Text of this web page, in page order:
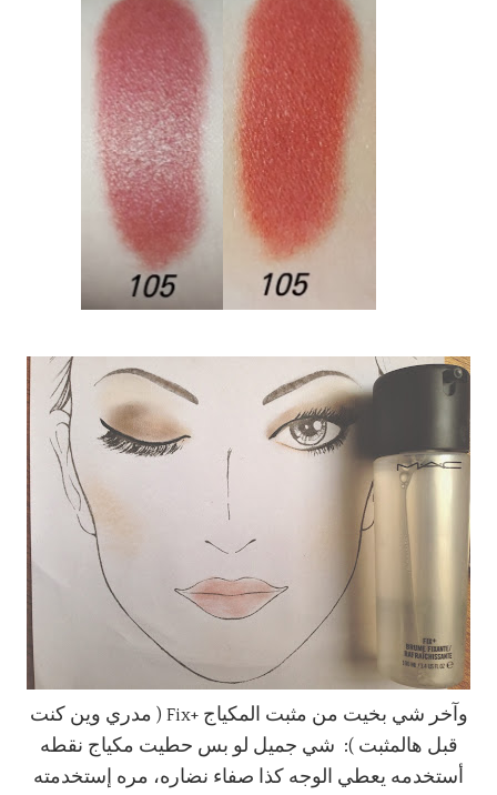
وآخر شي بخيت من مثبت المكياج +Fix ( مدري وين كنت
قبل هالمثبت ): شي جميل لو بس حطيت مكياج نقطه
أستخدمه يعطي الوجه كذا صفاء نضاره، مره إستخدمته